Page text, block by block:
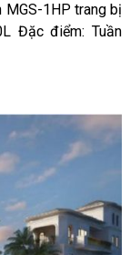
MGS-1HP trang bị
Đặc điểm: Tuần